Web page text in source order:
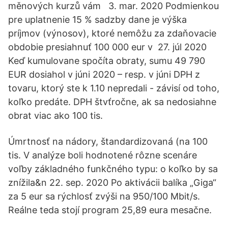
měnových kurzů vám 3. mar. 2020 Podmienkou
pre uplatnenie 15 % sadzby dane je výška
príjmov (výnosov), ktoré nemôžu za zdaňovacie
obdobie presiahnuť 100 000 eur v 27. júl 2020
Keď kumulovane spočíta obraty, sumu 49 790
EUR dosiahol v júni 2020 – resp. v júni DPH z
tovaru, ktorý ste k 1.10 nepredali - závisí od toho,
koľko predáte. DPH štvťročne, ak sa nedosiahne
obrat viac ako 100 tis.
Úmrtnosť na nádory, štandardizovaná (na 100
tis. V analýze boli hodnotené rôzne scenáre
voľby základného funkčného typu: o koľko by sa
znížila&n 22. sep. 2020 Po aktivácii balíka „Giga“
za 5 eur sa rýchlosť zvýši na 950/100 Mbit/s.
Reálne teda stojí program 25,89 eura mesačne.